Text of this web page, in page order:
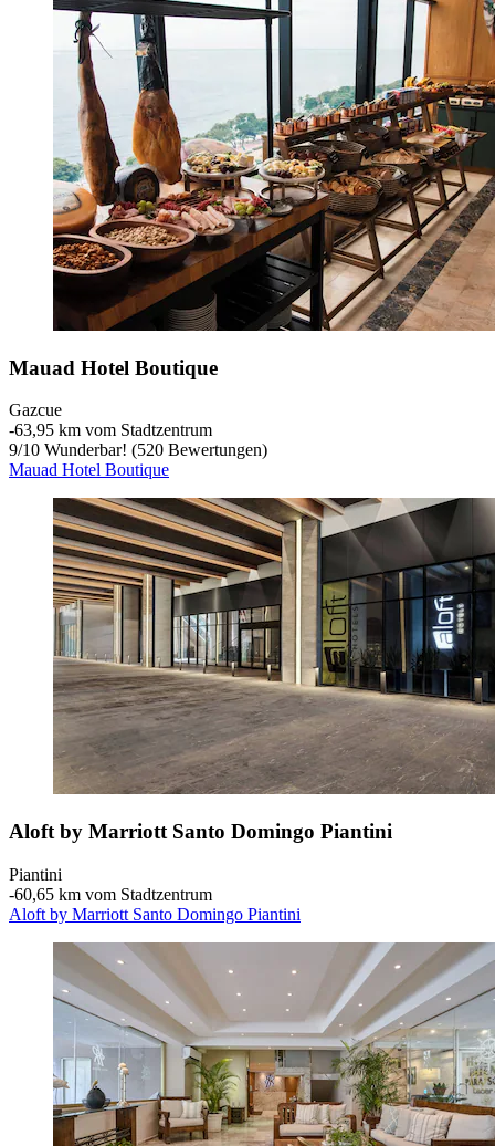
Mauad Hotel Boutique
Gazcue
‐63,95 km vom Stadtzentrum
9/10 Wunderbar! (520 Bewertungen)
Mauad Hotel Boutique
Aloft by Marriott Santo Domingo Piantini
Piantini
‐60,65 km vom Stadtzentrum
Aloft by Marriott Santo Domingo Piantini